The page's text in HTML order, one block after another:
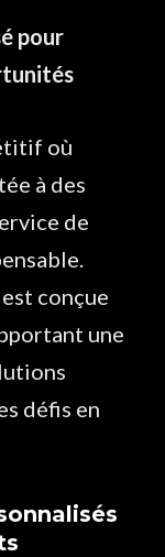
pour
où
à des
de
conçue
une
défis en